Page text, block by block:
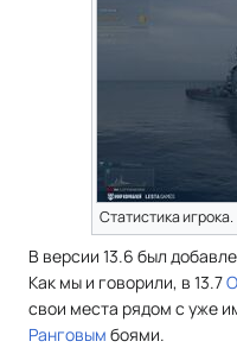
Cтатистика игрока.
В версии 13.6 был
Как мы и говорили, в 13.7
свои места рядом с уже
Ранговым боями.